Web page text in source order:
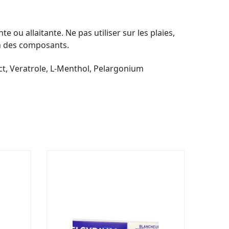
ou allaitante. Ne pas utiliser sur les plaies,
des composants.
Veratrole, L-Menthol, Pelargonium